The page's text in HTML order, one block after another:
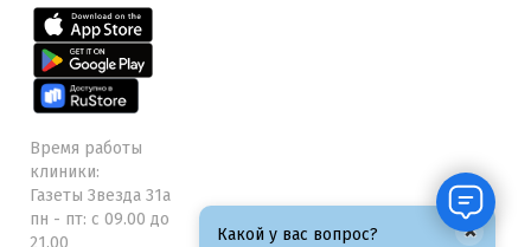
Время работы
клиники:
Газеты Звезда 31а
пн - пт: с 09.00 до
21.00
Какой у вас вопрос? ×